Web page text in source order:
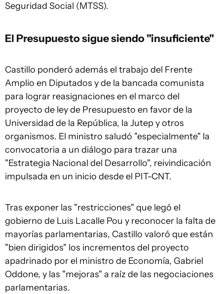
Seguridad Social (MTSS).
El Presupuesto sigue siendo "insuficiente"
Castillo ponderó además el trabajo del Frente
Amplio en Diputados y de la bancada comunista
para lograr reasignaciones en el marco del
proyecto de ley de Presupuesto en favor de la
Universidad de la República, la Jutep y otros
organismos. El ministro saludó "especialmente" la
convocatoria a un diálogo para trazar una
"Estrategia Nacional del Desarrollo", reivindicación
impulsada en un inicio desde el PIT-CNT.
Tras exponer las "restricciones" que legó el
gobierno de Luis Lacalle Pou y reconocer la falta de
mayorías parlamentarias, Castillo valoró que están
"bien dirigidos" los incrementos del proyecto
apadrinado por el ministro de Economía, Gabriel
Oddone, y las "mejoras" a raíz de las negociaciones
parlamentarias.